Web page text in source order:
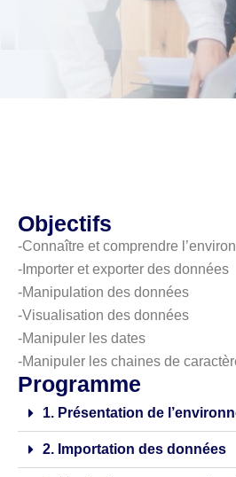
Objectifs
-Connaître et comprendre
-Importer et exporter des données
-Manipulation des données
-Visualisation des données
-Manipuler les dates
-Manipuler les chaines de
Programme
1. Présentation de
2. Importation des données